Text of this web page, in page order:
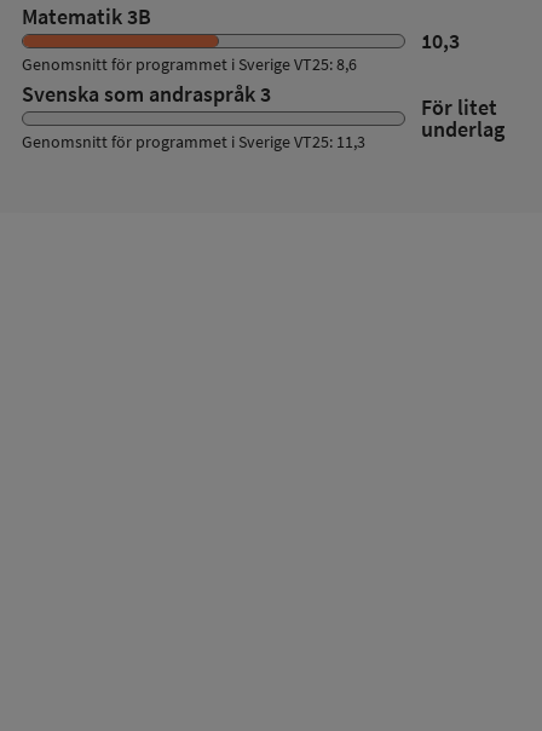
Matematik 3B
10,3
Genomsnitt för programmet i Sverige VT25: 8,6
Svenska som andraspråk 3 För litet
underlag
Genomsnitt för programmet i Sverige VT25: 11,3